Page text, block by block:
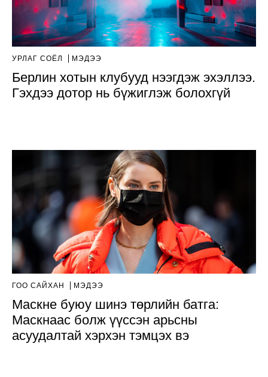
УРЛАГ СОЁЛ МЭДЭЭ
Берлин хотын клубууд нээгдэж эхэллээ.
Гэхдээ дотор нь бүжиглэж болохгүй
ГОО САЙХАН МЭДЭЭ
Маскне буюу шинэ төрлийн батга:
Маскнаас болж үүссэн арьсны
асуудалтай хэрхэн тэмцэх вэ